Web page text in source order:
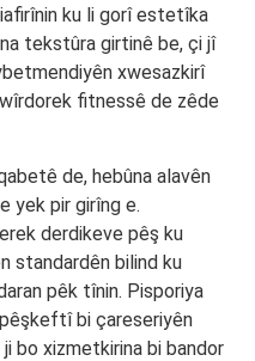
ku li gorî estetîka
tekstûra girtinê be, çi jî
xwesazkirî
fitnessê de zêde
de, hebûna alavên
yek pir girîng e.
derdikeve pêş ku
standardên bilind ku
pêk tînin. Pisporiya
bi çareseriyên
bo xizmetkirina bi bandor